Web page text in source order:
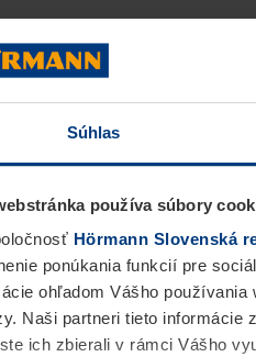
Súhlas
používa súbory
Hörmann Slovenská
ponúkania funkcií pre
ohľadom Vášho
Naši partneri tieto
ich zbierali v rámci Vášho